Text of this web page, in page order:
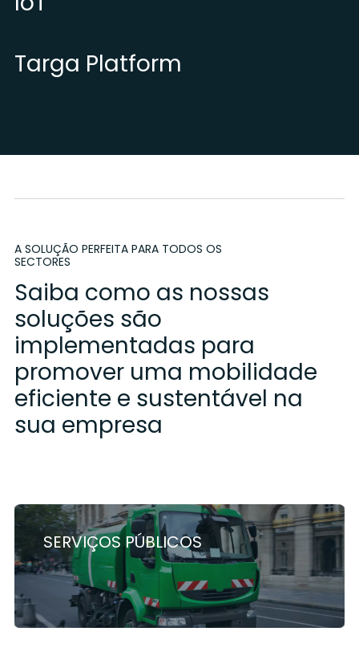
Targa Platform
A SOLUÇÃO PERFEITA PARA TODOS OS
SECTORES
Saiba como as nossas
soluções são
implementadas para
promover uma mobilidade
eficiente e sustentável na
sua empresa
SERVIÇOS PÚBLICOS
Descubra as soluções